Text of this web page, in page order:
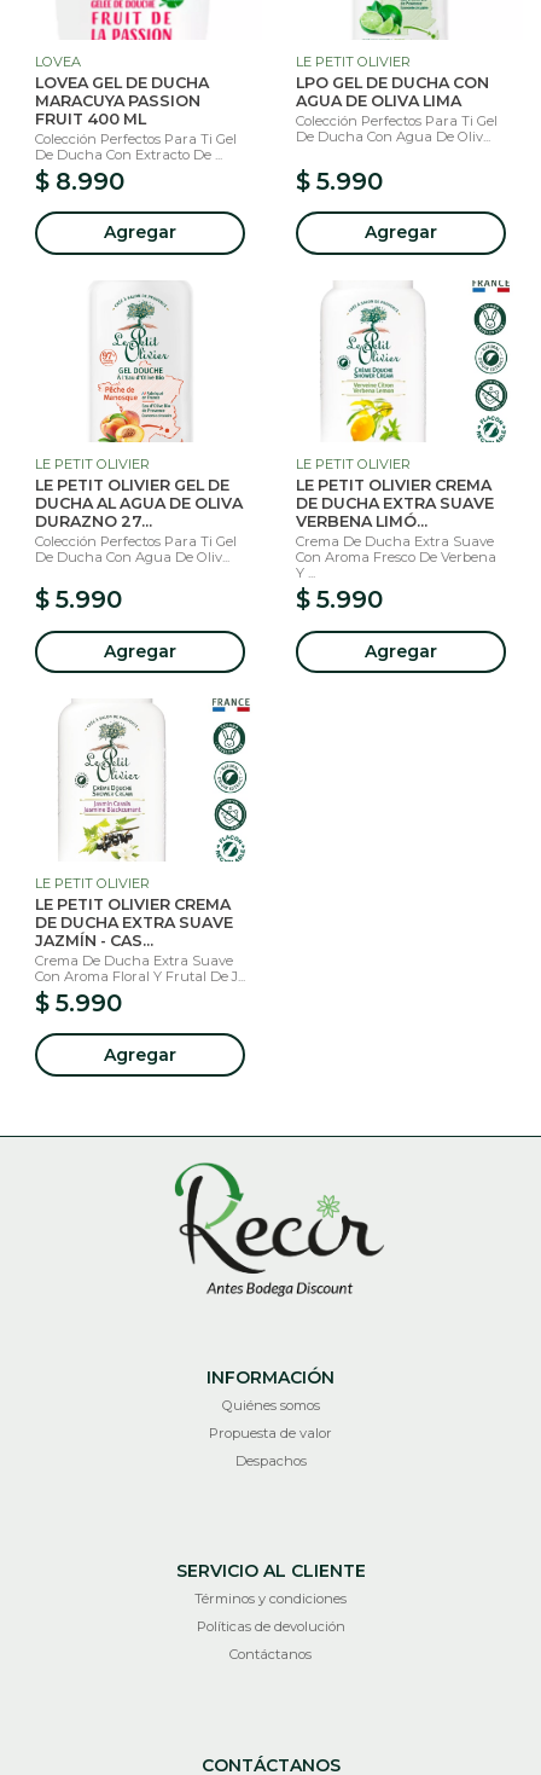
LOVEA
LOVEA GEL DE DUCHA
MARACUYA PASSION
FRUIT 400 ML
Colección Perfectos Para Ti Gel
De Ducha Con Extracto De ...
$ 8.990
Agregar
LE PETIT OLIVIER
LPO GEL DE DUCHA CON
AGUA DE OLIVA LIMA
Colección Perfectos Para Ti Gel
De Ducha Con Agua De Oliv...
$ 5.990
Agregar
LE PETIT OLIVIER
LE PETIT OLIVIER GEL DE
DUCHA AL AGUA DE OLIVA
DURAZNO 27...
Colección Perfectos Para Ti Gel
De Ducha Con Agua De Oliv...
$ 5.990
Agregar
LE PETIT OLIVIER
LE PETIT OLIVIER CREMA
DE DUCHA EXTRA SUAVE
VERBENA LIMÓ...
Crema De Ducha Extra Suave
Con Aroma Fresco De Verbena
Y ...
$ 5.990
Agregar
LE PETIT OLIVIER
LE PETIT OLIVIER CREMA
DE DUCHA EXTRA SUAVE
JAZMÍN - CAS...
Crema De Ducha Extra Suave
Con Aroma Floral Y Frutal De J...
$ 5.990
Agregar
INFORMACIÓN
Quiénes somos
Propuesta de valor
Despachos
SERVICIO AL CLIENTE
Términos y condiciones
Políticas de devolución
Contáctanos
CONTÁCTANOS